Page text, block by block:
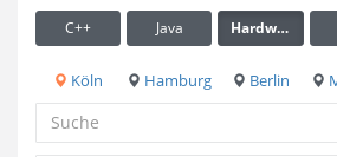
C++ Java Hardware / Embedded
Köln Hamburg Berlin